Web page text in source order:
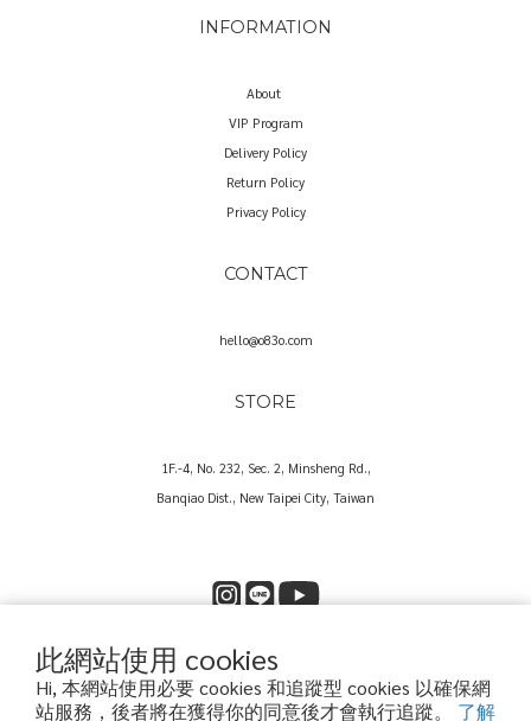
此網站使用 cookies
Hi, 本網站使用必要 cookies 和追蹤型 cookies 以確保網
站服務，後者將在獲得你的同意後才會執行追蹤。 了解
INFORMATION
About
VIP Program
Delivery Policy
Return Policy
Privacy Policy
CONTACT
hello@o83o.com
STORE
1F.-4, No. 232, Sec. 2, Minsheng Rd.,
Banqiao Dist., New Taipei City, Taiwan
Copyright© 2025 O83O International Trading Co., Ltd.
歐捌叁歐國際貿易股份有限公司｜60573857